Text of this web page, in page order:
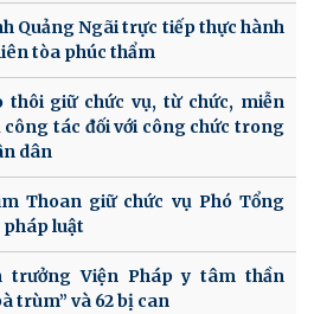
Quảng Ngãi trực tiếp thực hành
tòa phúc thẩm
thôi giữ chức vụ, từ chức, miễn
tác đối với công chức trong
dân
Thoan giữ chức vụ Phó Tổng
pháp luật
trưởng Viện Pháp y tâm thần
trùm” và 62 bị can